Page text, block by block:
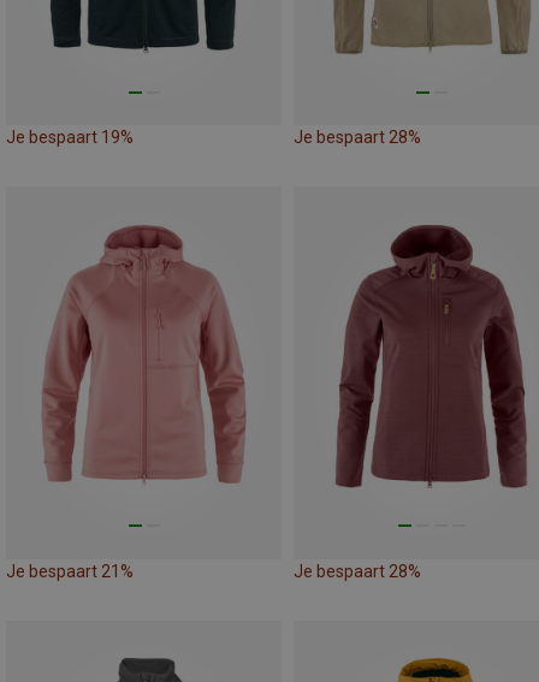
Je bespaart 19% Je bespaart 28%
Je bespaart 21% Je bespaart 28%